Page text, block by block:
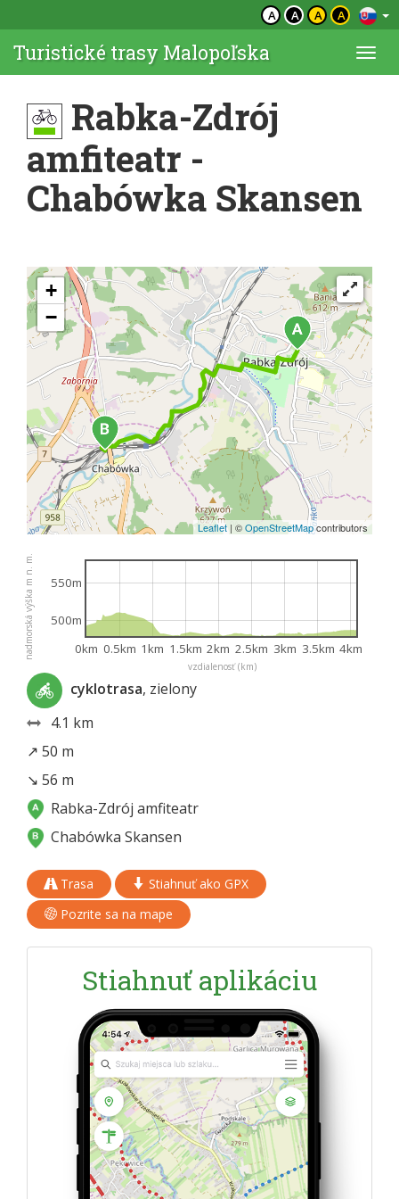
A A A A
Turistické trasy Malopoľska
Rabka-Zdrój
amfiteatr -
Chabówka Skansen
+
−
Leaflet | ©OpenStreetMapcontributors
vzdialenosť (km)
nadmorská výška m n. m. 0km 0.5km 1km 1.5km 2km 2.5km 3km 3.5km 4km
500m
550m
cyklotrasa, zielony
4.1 km
↗ 50 m
↘ 56 m
Rabka-Zdrój amfiteatr
Chabówka Skansen
Trasa
Stiahnuť ako GPX
Pozrite sa na mape
Stiahnuť aplikáciu